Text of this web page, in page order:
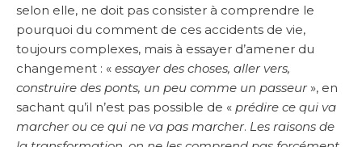
selon elle, ne doit pas consister à comprendre le
pourquoi du comment de ces accidents de vie,
toujours complexes, mais à essayer d’amener du
changement : « essayer des choses, aller vers,
construire des ponts, un peu comme un passeur», en
sachant qu’il n’est pas possible de « prédire ce qui va
marcher ou ce qui ne va pas marcher. Les raisons de